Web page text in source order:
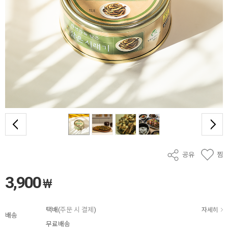
공유 찜
3,900₩
배송
택배(주문 시 결제 ) 자세히
무료배송